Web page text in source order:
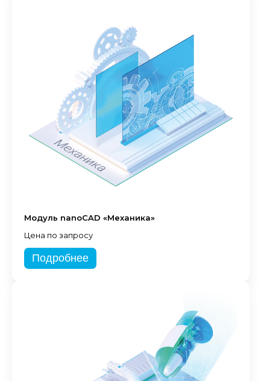
Модуль nanoCAD «Механика»
Цена по запросу
Подробнее